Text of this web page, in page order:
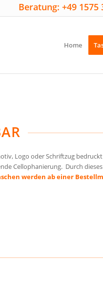
Beratung: +49 1575
Home
Logo oder Schriftzug
Cellophanierung. Durch
werden ab einer